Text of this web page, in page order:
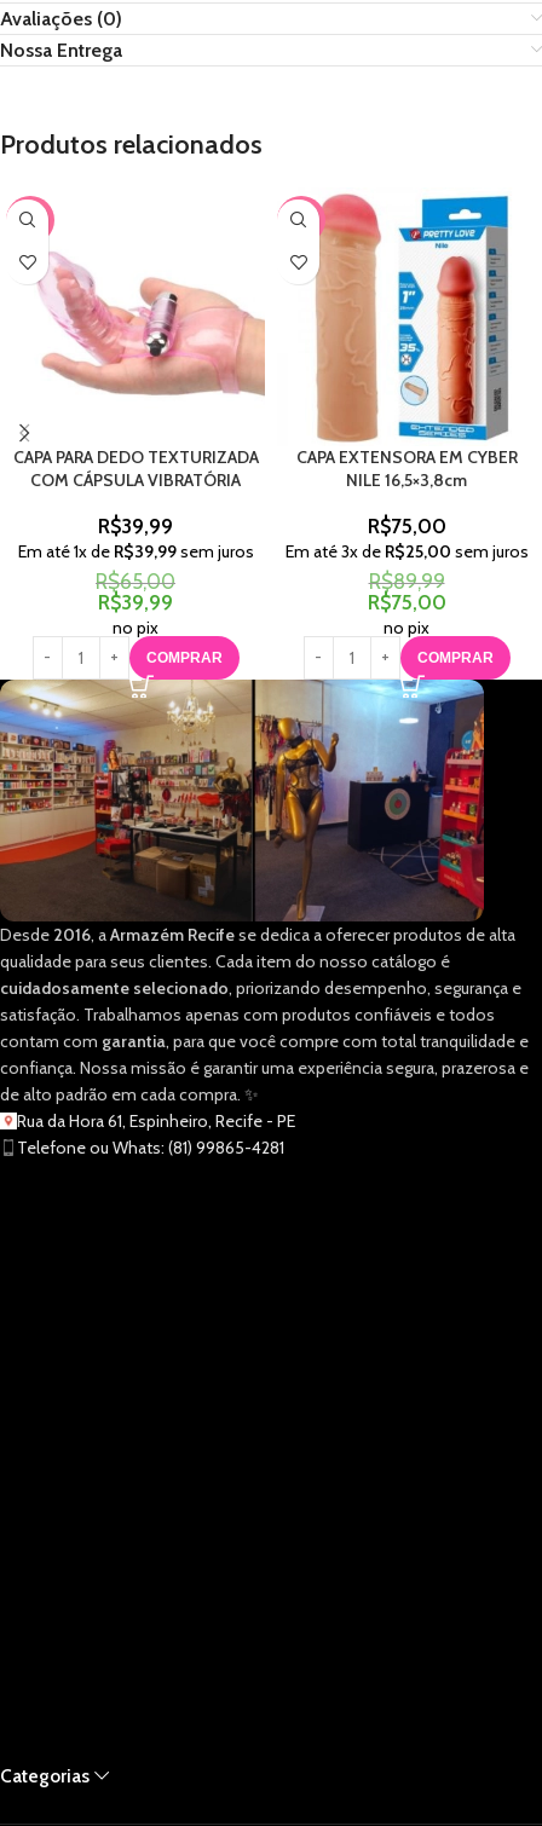
Avaliações (0)
Nossa Entrega
Produtos relacionados
-38%
CAPA PARA DEDO TEXTURIZADA
COM CÁPSULA VIBRATÓRIA
R$39,99
Em até1x de R$39,99sem juros
R$65,00
R$39,99
no pix
COMPRAR
-17%
CAPA EXTENSORA EM CYBER
NILE 16,5×3,8cm
R$75,00
Em até3x de R$25,00 sem juros
R$89,99
R$75,00
no pix
COMPRAR
Desde 2016, aArmazém Recifese dedica a oferecer produtos de alta
qualidade para seus clientes. Cada item do nosso catálogo é
cuidadosamente selecionado, priorizando desempenho, segurança e
satisfação. Trabalhamos apenas com produtos confiáveis e todos
contam com garantia, para que você compre com total tranquilidade e
confiança. Nossa missão é garantir uma experiência segura, prazerosa e
de alto padrão em cada compra. ✨
Rua da Hora 61, Espinheiro, Recife - PE
Telefone ou Whats: (81) 99865-4281
Categorias